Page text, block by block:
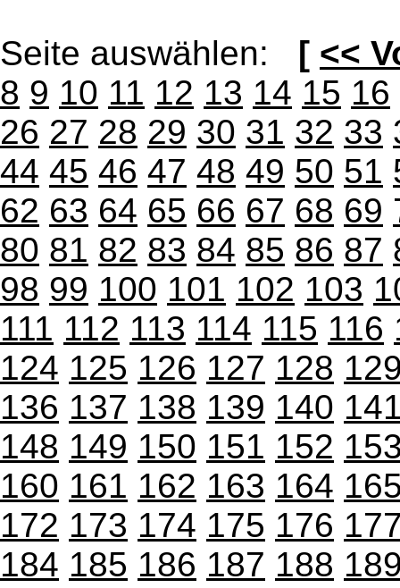
Seite auswählen: [ <<
8 9 10 11 12 13 14 15 16
26 27 28 29 30 31 32 33
44 45 46 47 48 49 50 51
62 63 64 65 66 67 68 69
80 81 82 83 84 85 86 87
98 99 100 101 102 103
111 112 113 114 115 116
124 125 126 127 128
136 137 138 139 140
148 149 150 151 152
160 161 162 163 164
172 173 174 175 176
184 185 186 187 188